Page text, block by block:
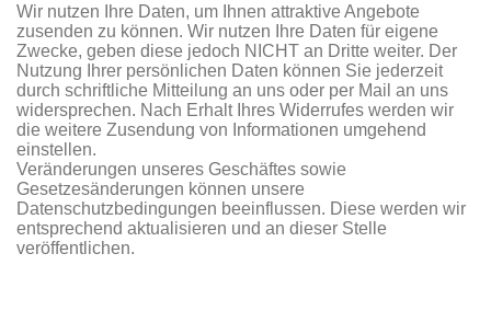
Wir nutzen Ihre Daten, um Ihnen attraktive Angebote
zusenden zu können. Wir nutzen Ihre Daten für eigene
Zwecke, geben diese jedoch NICHT an Dritte weiter. Der
Nutzung Ihrer persönlichen Daten können Sie jederzeit
durch schriftliche Mitteilung an uns oder per Mail an uns
widersprechen. Nach Erhalt Ihres Widerrufes werden wir
die weitere Zusendung von Informationen umgehend
einstellen.
Veränderungen unseres Geschäftes sowie
Gesetzesänderungen können unsere
Datenschutzbedingungen beeinflussen. Diese werden wir
entsprechend aktualisieren und an dieser Stelle
veröffentlichen.